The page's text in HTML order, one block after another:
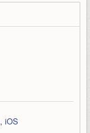
, iOS